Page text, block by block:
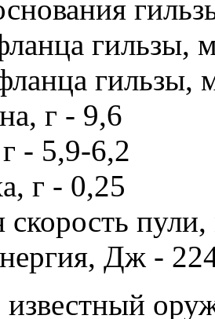
гильзы,
гильзы,
г - 9,6
- 5,9-6,2
г - 0,25
скорость
Дж -